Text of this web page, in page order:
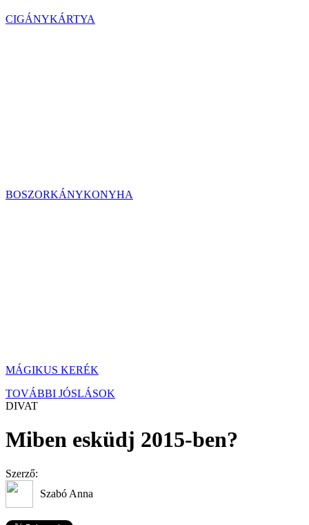
CIGÁNYKÁRTYA
BOSZORKÁNYKONYHA
MÁGIKUS KERÉK
TOVÁBBI JÓSLÁSOK
DIVAT
Miben esküdj 2015-ben?
Szerző:
Szabó Anna